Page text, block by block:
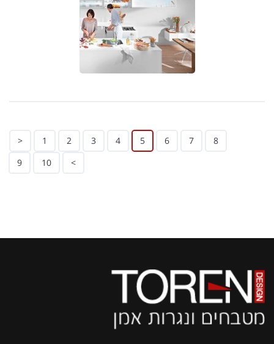
< 1 2 3 4 5 6 7
8
9
10 >